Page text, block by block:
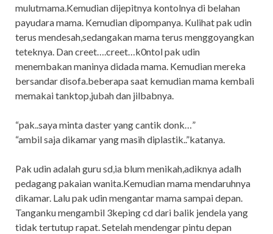
mulutmama.Kemudian dijepitnya kontolnya di belahan
payudara mama. Kemudian dipompanya. Kulihat pak udin
terus mendesah,sedangakan mama terus menggoyangkan
teteknya. Dan creet….creet…k0ntol pak udin
menembakan maninya didada mama. Kemudian mereka
bersandar disofa.beberapa saat kemudian mama kembali
memakai tanktop,jubah dan jilbabnya.
“pak..saya minta daster yang cantik donk…”
“ambil saja dikamar yang masih diplastik..”katanya.
Pak udin adalah guru sd,ia blum menikah,adiknya adalh
pedagang pakaian wanita.Kemudian mama mendaruhnya
dikamar. Lalu pak udin mengantar mama sampai depan.
Tanganku mengambil 3keping cd dari balik jendela yang
tidak tertutup rapat. Setelah mendengar pintu depan